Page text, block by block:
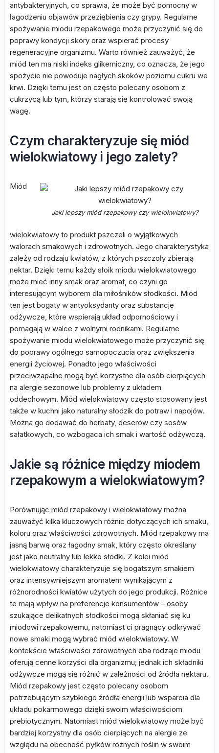
antybakteryjnych, co sprawia, że może być pomocny w
łagodzeniu objawów przeziębienia czy grypy. Regularne
spożywanie miodu rzepakowego może przyczynić się do
poprawy kondycji skóry oraz wspierać procesy
regeneracyjne organizmu. Warto również zauważyć, że
miód ten ma niski indeks glikemiczny, co oznacza, że jego
spożycie nie powoduje nagłych skoków poziomu cukru we
krwi. Dzięki temu jest on często polecany osobom z
cukrzycą lub tym, którzy starają się kontrolować swoją
wagę.
Czym charakteryzuje się miód
wielokwiatowy i jego zalety?
Jaki lepszy miód rzepakowy czy wielokwiatowy?
Miód
wielokwiatowy to produkt pszczeli o wyjątkowych
walorach smakowych i zdrowotnych. Jego charakterystyka
zależy od rodzaju kwiatów, z których pszczoły zbierają
nektar. Dzięki temu każdy słoik miodu wielokwiatowego
może mieć inny smak oraz aromat, co czyni go
interesującym wyborem dla miłośników słodkości. Miód
ten jest bogaty w antyoksydanty oraz substancje
odżywcze, które wspierają układ odpornościowy i
pomagają w walce z wolnymi rodnikami. Regularne
spożywanie miodu wielokwiatowego może przyczynić się
do poprawy ogólnego samopoczucia oraz zwiększenia
energii życiowej. Ponadto jego właściwości
przeciwzapalne mogą być korzystne dla osób cierpiących
na alergie sezonowe lub problemy z układem
oddechowym. Miód wielokwiatowy często stosowany jest
także w kuchni jako naturalny słodzik do potraw i napojów.
Można go dodawać do herbaty, deserów czy sosów
sałatkowych, co wzbogaca ich smak i wartość odżywczą.
Jakie są różnice między miodem
rzepakowym a wielokwiatowym?
Porównując miód rzepakowy i wielokwiatowy można
zauważyć kilka kluczowych różnic dotyczących ich smaku,
koloru oraz właściwości zdrowotnych. Miód rzepakowy ma
jasną barwę oraz łagodny smak, który często określany
jest jako neutralny lub lekko słodki. Z kolei miód
wielokwiatowy charakteryzuje się bogatszym smakiem
oraz intensywniejszym aromatem wynikającym z
różnorodności kwiatów użytych do jego produkcji. Różnice
te mają wpływ na preferencje konsumentów – osoby
szukające delikatnych słodkości mogą skłaniać się ku
miodowi rzepakowemu, natomiast ci pragnący odkrywać
nowe smaki mogą wybrać miód wielokwiatowy. W
kontekście właściwości zdrowotnych oba rodzaje miodu
oferują cenne korzyści dla organizmu; jednak ich składniki
odżywcze mogą się różnić w zależności od źródła nektaru.
Miód rzepakowy jest często polecany osobom
potrzebującym szybkiego źródła energii lub wsparcia dla
układu pokarmowego dzięki swoim właściwościom
prebiotycznym. Natomiast miód wielokwiatowy może być
bardziej korzystny dla osób cierpiących na alergie ze
względu na obecność pyłków różnych roślin w swoim